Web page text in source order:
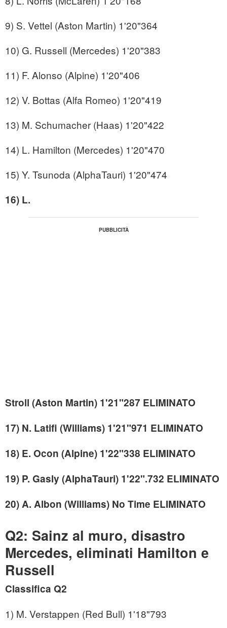
9) S. Vettel (Aston Martin) 1'20"364
10) G. Russell (Mercedes) 1'20"383
11) F. Alonso (Alpine) 1'20"406
12) V. Bottas (Alfa Romeo) 1'20"419
13) M. Schumacher (Haas) 1'20"422
14) L. Hamilton (Mercedes) 1'20"470
15) Y. Tsunoda (AlphaTauri) 1'20"474
16) L.
Stroll (Aston Martin) 1'21"287 ELIMINATO
17) N. Latifi (Williams) 1'21"971 ELIMINATO
18) E. Ocon (Alpine) 1'22"338 ELIMINATO
19) P. Gasly (AlphaTauri) 1'22".732 ELIMINATO
20) A. Albon (Williams) No Time ELIMINATO
Q2: Sainz al muro, disastro
Mercedes, eliminati Hamilton e
Russell
Classifica Q2
1) M. Verstappen (Red Bull) 1'18"793